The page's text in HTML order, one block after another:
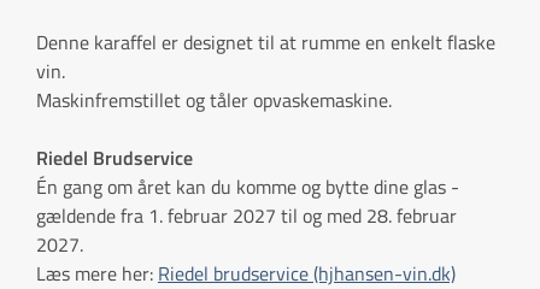
Denne karaffel er designet til at rumme en enkelt flaske
vin.
Maskinfremstillet og tåler opvaskemaskine.
Riedel Brudservice
Én gang om året kan du komme og bytte dine glas -
gældende fra 1. februar 2027 til og med 28. februar
2027.
Læs mere her: Riedel brudservice (hjhansen-vin.dk)